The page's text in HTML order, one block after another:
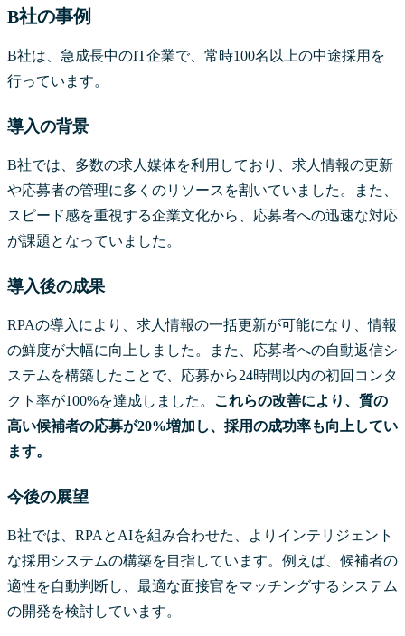
B社の事例
B社は、急成長中のIT企業で、常時100名以上の中途採用を
行っています。
導入の背景
B社では、多数の求人媒体を利用しており、求人情報の更新
や応募者の管理に多くのリソースを割いていました。また、
スピード感を重視する企業文化から、応募者への迅速な対応
が課題となっていました。
導入後の成果
RPAの導入により、求人情報の一括更新が可能になり、情報
の鮮度が大幅に向上しました。また、応募者への自動返信シ
ステムを構築したことで、応募から24時間以内の初回コンタ
クト率が100%を達成しました。 これらの改善により、質の
高い候補者の応募が20%増加し、採用の成功率も向上してい
ます。
今後の展望
B社では、RPAとAIを組み合わせた、よりインテリジェント
な採用システムの構築を目指しています。例えば、候補者の
適性を自動判断し、最適な面接官をマッチングするシステム
の開発を検討しています。